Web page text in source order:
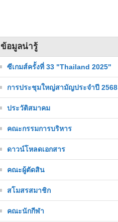
ข้อมูลน่ารู้
ซีเกมส์ครั้งที่ 33 "Thailand 2025"
การประชุมใหญ่สามัญประจำปี 2568
ประวัติสมาคม
คณะกรรมการบริหาร
ดาวน์โหลดเอกสาร
คณะผู้ตัดสิน
สโมสรสมาชิก
คณะนักกีฬา